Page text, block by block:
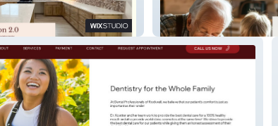
O'Connor Gordon Law